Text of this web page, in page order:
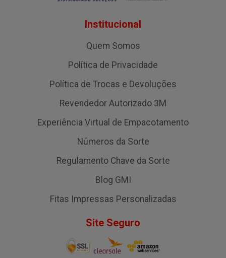
Institucional
Quem Somos
Política de Privacidade
Política de Trocas e Devoluções
Revendedor Autorizado 3M
Experiência Virtual de Empacotamento
Números da Sorte
Regulamento Chave da Sorte
Blog GMI
Fitas Impressas Personalizadas
Site Seguro